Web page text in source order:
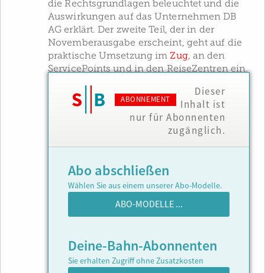
die Rechtsgrundlagen beleuchtet und die
Auswirkungen auf das Unternehmen DB
AG erklärt. Der zweite Teil, der in der
Novemberausgabe erscheint, geht auf die
praktische Umsetzung im Zug, an den
ServicePoints und in den ReiseZentren ein.
ABONNEMENT
Dieser
Inhalt ist
nur für Abonnenten
zugänglich.
Abo abschließen
Wählen Sie aus einem unserer Abo-Modelle.
ABO-MODELLE ...
Deine-Bahn-Abonnenten
Sie erhalten Zugriff ohne Zusatzkosten